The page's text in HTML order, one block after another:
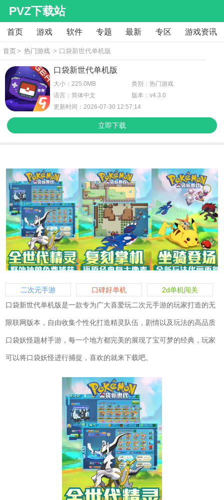
PVZ下载站
首页 游戏 软件 专题 最新 专区 游戏资讯
首页> 热门游戏 > 口袋新世代单机版
口袋新世代单机版
大小：225.0MB
类别：热门游戏
语言：简体中文
版本：v4.3.0
更新时间：2026-07-30 12:57:14
立即下载
二次元手游 口碑好单机
2d单机闯关
口袋新世代单机版是一款专为广大喜爱玩二次元手游的玩家打造的无
限联网版本，自由收集个性化打造精灵队伍，剧情以及玩法的高品质
口袋妖怪题材手游，每一个地方都完美的展现了宝可梦的经典，玩家
可以将口袋妖怪进行捕捉，喜欢的就来下载吧。